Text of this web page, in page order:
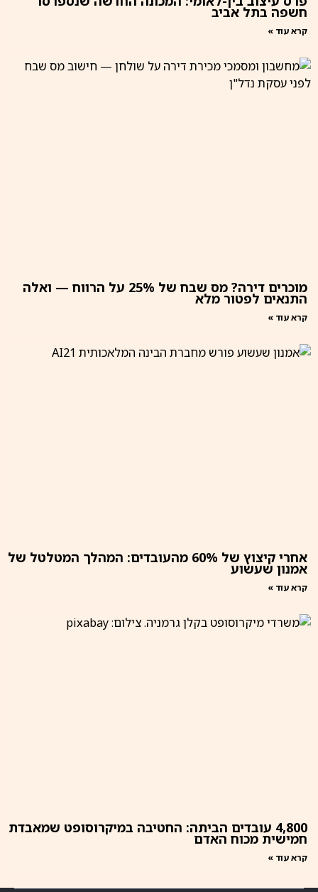
חשפה בתל אביב
קרא עוד »
מוכרים דירה? מס שבח של 25% על הרווח — ואלה
התנאים לפטור מלא
קרא עוד »
אחרי קיצוץ של 60% מהעובדים: המהלך המטלטל של
אמנון שעשוע
קרא עוד »
4,800 עובדים הביתה: החטיבה במיקרוסופט שמאבדת
חמישית מכוח האדם
קרא עוד »